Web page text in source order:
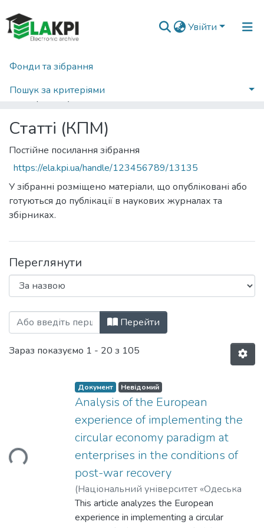
Увійти
Фонди та зібрання
Пошук за критеріями
Головна
Переглянути за назвою
Статті (КПМ)
Постійне посилання зібрання
https://ela.kpi.ua/handle/123456789/13135
У зібранні розміщено матеріали, що опубліковані або
готуються до публікації в наукових журналах та
збірниках.
Переглянути
Перегляд Статті (КПМ) за Назва
Перейти
Зараз показуємо 1 - 20 з 105
Документ Невідомий
Analysis of the European
experience of implementing the
circular economy paradigm at
enterprises in the conditions of
post-war recovery
(Національний університет «Одеська
політехніка»,2023 )Gavrysh, Iuliia O.
Pohrebniak, Anna Yu.;Symonenko, Angela L.
This article analyzes the European
experience in implementing a circular